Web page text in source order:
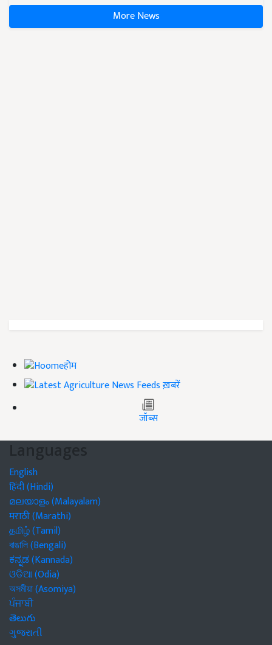
More News
होम
ख़बरें
जॉब्स
Languages
English
हिंदी (Hindi)
മലയാളം (Malayalam)
मराठी (Marathi)
தமிழ் (Tamil)
বাঙালি (Bengali)
ಕನ್ನಡ (Kannada)
ଓଡିଆ (Odia)
অসমীয়া (Asomiya)
ਪੰਜਾਬੀ
తెలుగు
ગુજરાતી